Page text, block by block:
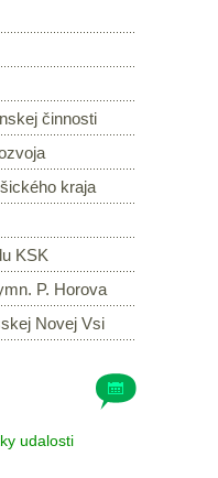
činnosti
kraja
KSK
P. Horova
Novej Vsi
udalosti